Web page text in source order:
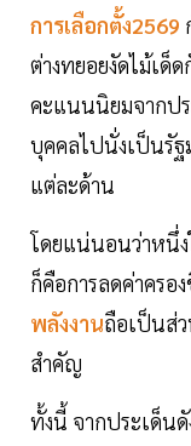
การเลือกตั้ง2569
ต่างทยอยงัดไม้เด็
คะแนนนิยมจากป
บุคคลไปนั่งเป็นรัฐ
แต่ละด้าน
โดยแน่นอนว่าหนึ่
ก็คือการลดค่าครอ
พลังงานถือเป็นส่
สำคัญ
ทั้งนี้ จากประเด็น